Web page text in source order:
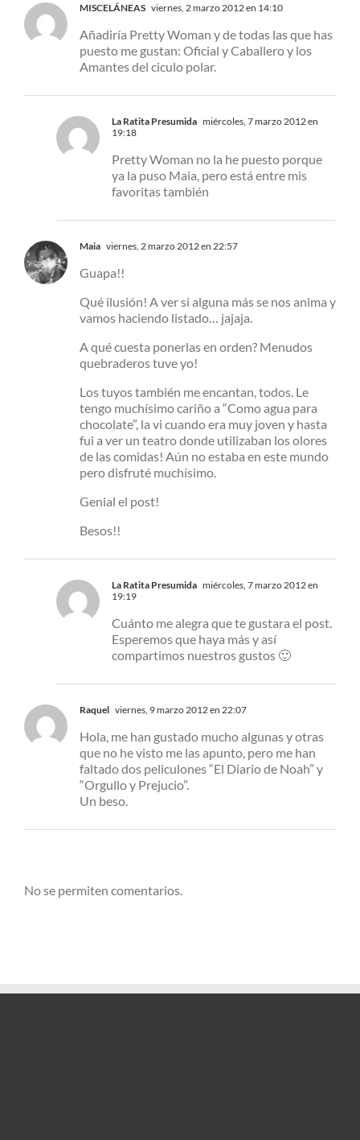
MISCELÁNEAS viernes, 2 marzo 2012 en 14:10
Añadiría Pretty Woman y de todas las que has
puesto me gustan: Oficial y Caballero y los
Amantes del ciculo polar.
La Ratita Presumida miércoles, 7 marzo 2012 en
19:18
Pretty Woman no la he puesto porque
ya la puso Maia, pero está entre mis
favoritas también
Maia viernes, 2 marzo 2012 en 22:57
Guapa!!
Qué ilusión! A ver si alguna más se nos anima y
vamos haciendo listado… jajaja.
A qué cuesta ponerlas en orden? Menudos
quebraderos tuve yo!
Los tuyos también me encantan, todos. Le
tengo muchísimo cariño a “Como agua para
chocolate”, la vi cuando era muy joven y hasta
fui a ver un teatro donde utilizaban los olores
de las comidas! Aún no estaba en este mundo
pero disfruté muchísimo.
Genial el post!
Besos!!
La Ratita Presumida miércoles, 7 marzo 2012 en
19:19
Cuánto me alegra que te gustara el post.
Esperemos que haya más y así
compartimos nuestros gustos 🙂
Raquel viernes, 9 marzo 2012 en 22:07
Hola, me han gustado mucho algunas y otras
que no he visto me las apunto, pero me han
faltado dos peliculones “El Diario de Noah” y
“Orgullo y Prejucio”.
Un beso.
No se permiten comentarios.